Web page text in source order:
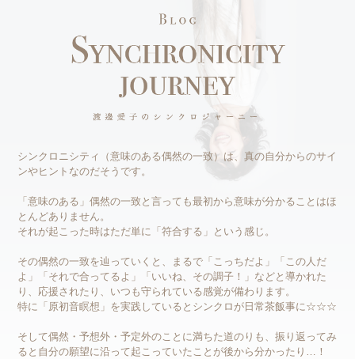
シンクロニシティ（意味のある偶然の一致）は、真の自分からのサイ
ンやヒントなのだそうです。
「意味のある」偶然の一致と言っても最初から意味が分かることはほ
とんどありません。
それが起こった時はただ単に「符合する」という感じ。
その偶然の一致を辿っていくと、まるで「こっちだよ」「この人だ
よ」「それで合ってるよ」「いいね、その調子！」などと導かれた
り、応援されたり、いつも守られている感覚が備わります。
特に「原初音瞑想」を実践しているとシンクロが日常茶飯事に☆☆☆
そして偶然・予想外・予定外のことに満ちた道のりも、振り返ってみ
ると自分の願望に沿って起こっていたことが後から分かったり…！